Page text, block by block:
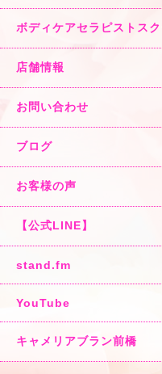
ボディケアセラピストス
店舗情報
お問い合わせ
ブログ
お客様の声
【公式LINE】
stand.fm
YouTube
キャメリアブラン前橋